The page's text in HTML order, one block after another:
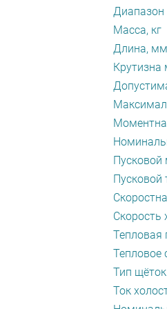
Диапазон
Масса, кг
Длина, мм
Пусковой
Скорость
Тепловая
Тепловое
Тип щёток
Ток